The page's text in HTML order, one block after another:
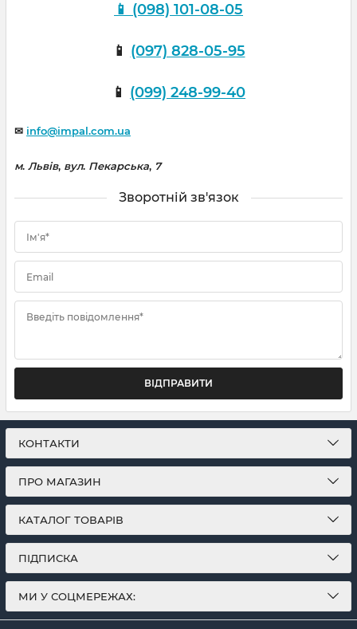
📱 (098) 101-08-05
📱 (097) 828-05-95
📱 (099) 248-99-40
✉ info@impal.com.ua
м. Львів, вул. Пекарська, 7
Зворотній зв'язок
Ім'я*
Email
Введіть повідомлення*
ВІДПРАВИТИ
КОНТАКТИ
ПРО МАГАЗИН
КАТАЛОГ ТОВАРІВ
ПІДПИСКА
МИ У СОЦМЕРЕЖАХ: